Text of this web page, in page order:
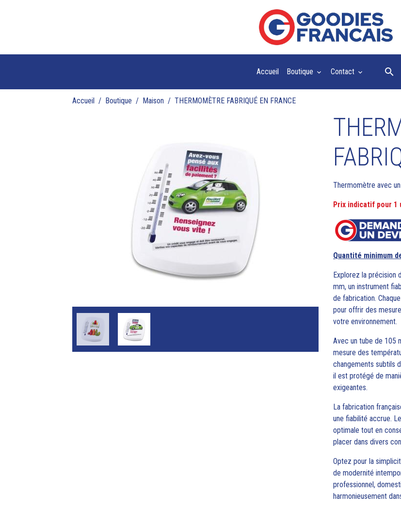
Accueil Boutique Contact
Accueil Boutique Maison THERMOMÈTRE FABRIQUÉ EN FRANCE
Thermomètre avec
Prix indicatif pour 1
Quantité minimum
Explorez la précision
mm, un instrument
de fabrication.
pour offrir des
votre environnement.
Avec un tube de 105
mesure des
changements subtils
il est protégé de
exigeantes.
La fabrication
une fiabilité accrue.
optimale tout en
placer dans divers
Optez pour la
de modernité
professionnel,
harmonieusement